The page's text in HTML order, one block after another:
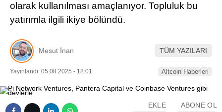
olarak kullanılması amaçlanıyor. Topluluk bu
yatırımla ilgili ikiye bölündü.
Mesut İnan TÜM YAZILARI
Yayınlandı: 05.08.2025 - 18:01 Altcoin Haberleri
EKLE ABONE OL